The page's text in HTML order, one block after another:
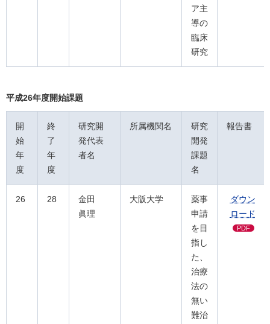
ア主
導の
臨床
研究
平成26年度開始課題
開
始
年
度
終
了
年
度
研究開
発代表
者名
所属機関名
研究
開発
課題
名
報告書
26 28
金田
眞理
大阪大学
薬事
申請
を目
指し
た、
治療
法の
無い
難治
ダウン
ロード
PDF